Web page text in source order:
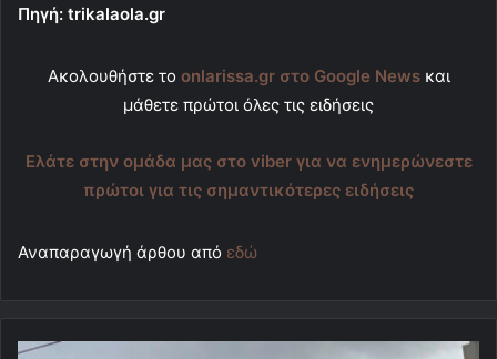
Πηγή: trikalaola.gr
Ακολουθήστε το onlarissa.gr στο Google Newsκαι
μάθετε πρώτοι όλες τις ειδήσεις
Ελάτε στην ομάδα μας στο viber για να ενημερώνεστε
πρώτοι για τις σημαντικότερες ειδήσεις
Αναπαραγωγή άρθου από εδώ